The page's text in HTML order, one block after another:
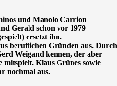
und Manolo Carrion
Gerald schon vor 1979
ersetzt ihn.
beruflichen Gründen aus. Durch
Weigand kennen, der aber
Klaus Grünes sowie
nochmal aus.